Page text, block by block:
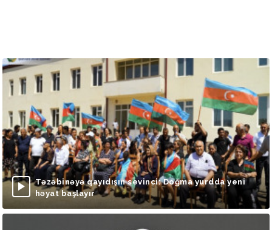
Təzəbinəyə qayıdışın sevinci: Doğma yurdda yeni
həyat başlayır